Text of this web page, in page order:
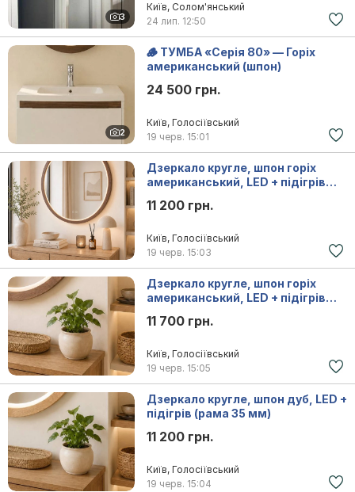
3
Київ, Солом'янський
24 лип. 12:50
2
🪵 ТУМБА «Серія 80» — Горіх
американський (шпон)
24 500 грн.
Київ, Голосіївський
19 черв. 15:01
Дзеркало кругле, шпон горіх
американський, LED + підігрів
11 200 грн.
Київ, Голосіївський
19 черв. 15:03
Дзеркало кругле, шпон горіх
американський, LED + підігрів
11 700 грн.
Київ, Голосіївський
19 черв. 15:05
Дзеркало кругле, шпон дуб, LED +
підігрів (рама 35 мм)
11 200 грн.
Київ, Голосіївський
19 черв. 15:04